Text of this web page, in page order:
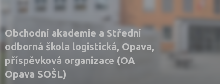
Obchodní akademie a Střední
odborná škola logistická, Opava,
příspěvková organizace (OA
Opava SOŠL)